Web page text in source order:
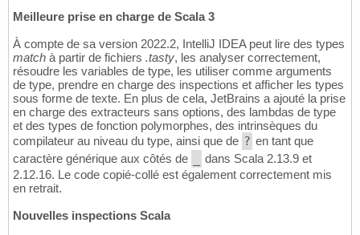
Meilleure prise en charge de Scala 3
À compte de sa version 2022.2, IntelliJ IDEA peut lire des types
match à partir de fichiers .tasty, les analyser correctement,
résoudre les variables de type, les utiliser comme arguments
de type, prendre en charge des inspections et afficher les types
sous forme de texte. En plus de cela, JetBrains a ajouté la prise
en charge des extracteurs sans options, des lambdas de type
et des types de fonction polymorphes, des intrinsèques du
compilateur au niveau du type, ainsi que de ? en tant que
caractère générique aux côtés de
dans Scala 2.13.9 et
2.12.16. Le code copié-collé est également correctement mis
en retrait.
Nouvelles inspections Scala